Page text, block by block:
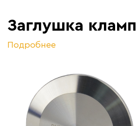
Заглушка кламп
Подробнее